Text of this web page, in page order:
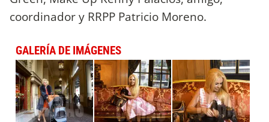
coordinador y RRPP Patricio Moreno.
GALERÍA DE IMÁGENES